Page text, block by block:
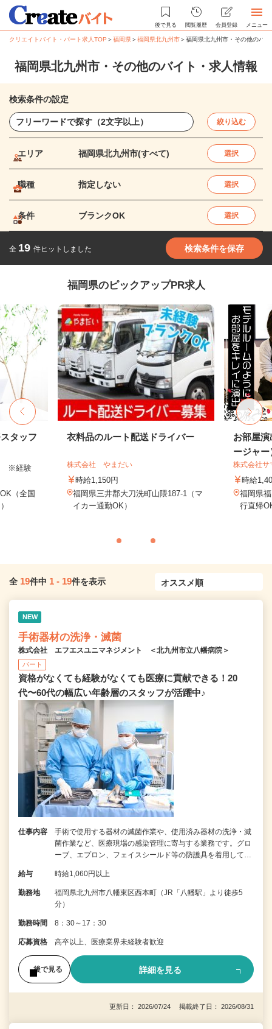
後で見る 閲覧履歴 会員登録 メニュー
クリエイトバイト・パート求人TOP ＞福岡県＞福岡県北九州市＞福岡県北九州市・その他のバ
福岡県北九州市・その他のバイト・求人情報
検索条件の設定
絞り込む
エリア 福岡県北九州市(すべて) 選択
職種 指定しない 選択
条件 ブランクOK 選択
全 19 件ヒットしました 検索条件を保存
福岡県のピックアップPR求人
タッフ
※経験
（全国
衣料品のルート配送ドライバー
株式会社 やまだい
時給1,150円
福岡県三井郡大刀洗町山隈187-1（マ
イカー通勤OK）
お部屋
ージャー
株式会社サ
時給
福岡県
行直帰
全 19件中 1 - 19件を表示
NEW
手術器材の洗浄・滅菌
株式会社 エフエスユニマネジメント ＜北九州市立八幡病院＞
パート
資格がなくても経験がなくても医療に貢献できる！20
代〜60代の幅広い年齢層のスタッフが活躍中♪
仕事内容
手術で使用する器材の滅菌作業や、使用済み器材の洗浄・滅
菌作業など、医療現場の感染管理に寄与する業務です。グロ
ーブ、エプロン、フェイスシールド等の防護具を着用して…
給与 時給1,060円以上
勤務地
福岡県北九州市八幡東区西本町（JR「八幡駅」より徒歩5
分）
勤務時間 8：30～17：30
応募資格 高卒以上、医療業界未経験者歓迎
後で見る 詳細を見る
更新日： 2026/07/24 掲載終了日： 2026/08/31